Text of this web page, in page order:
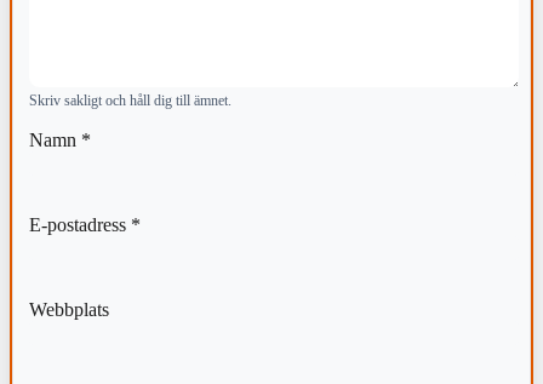
Skriv sakligt och håll dig till ämnet.
Namn *
E-postadress *
Webbplats